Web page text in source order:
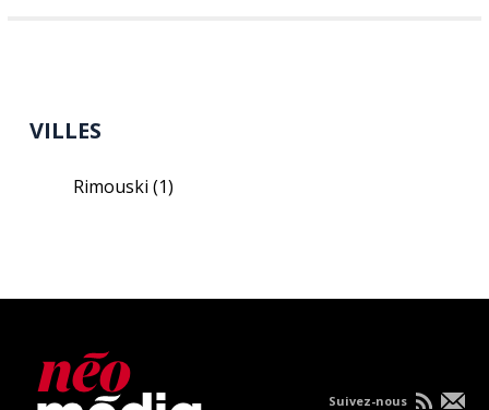
VILLES
Rimouski(1)
Suivez-nous